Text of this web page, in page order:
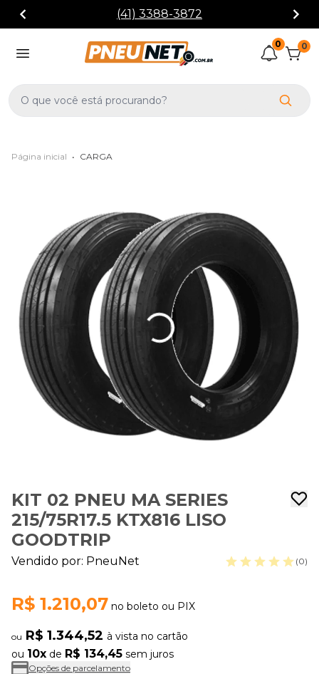
(41) 3388-3872
0 0
Página inicial • CARGA
KIT 02 PNEU MA SERIES
215/75R17.5 KTX816 LISO
GOODTRIP
Vendido por: PneuNet (0)
R$ 1.210,07 no boleto ou PIX
ou R$ 1.344,52 à vista no cartão
ou 10x de R$ 134,45 sem juros
Opções de parcelamento